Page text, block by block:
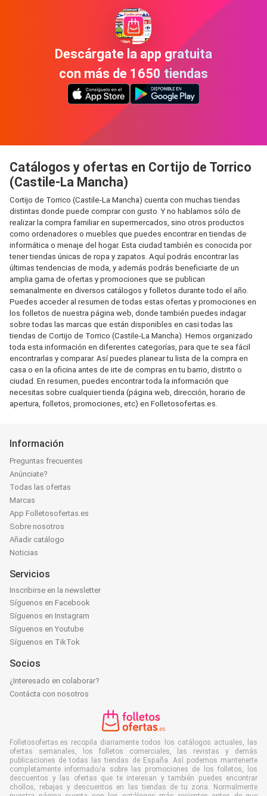
Descárgate la app gratuita
con más de 1650 tiendas
Catálogos y ofertas en Cortijo de Torrico
(Castile-La Mancha)
Cortijo de Torrico (Castile-La Mancha) cuenta con muchas tiendas
distintas donde puede comprar con gusto. Y no hablamos sólo de
realizar la compra familiar en supermercados, sino otros productos
como ordenadores o muebles que puedes encontrar en tiendas de
informática o menaje del hogar. Esta ciudad también es conocida por
tener tiendas únicas de ropa y zapatos. Aquí podrás encontrar las
últimas tendencias de moda, y además podrás beneficiarte de un
amplia gama de ofertas y promociones que se publican
semanalmente en diversos catálogos y folletos durante todo el año.
Puedes acceder al resumen de todas estas ofertas y promociones en
los folletos de nuestra página web, donde también puedes indagar
sobre todas las marcas que están disponibles en casi todas las
tiendas de Cortijo de Torrico (Castile-La Mancha). Hemos organizado
toda esta información en diferentes categorías, para que te sea fácil
encontrarlas y comparar. Así puedes planear tu lista de la compra en
casa o en la oficina antes de irte de compras en tu barrio, distrito o
ciudad. En resumen, puedes encontrar toda la información que
necesitas sobre cualquier tienda (página web, dirección, horario de
apertura, folletos, promociones, etc) en Folletosofertas.es.
Información
Preguntas frecuentes
Anúnciate?
Todas las ofertas
Marcas
App Folletosofertas.es
Sobre nosotros
Añadir catálogo
Noticias
Servicios
Inscribirse en la newsletter
Síguenos en Facebook
Síguenos en Instagram
Síguenos en Youtube
Síguenos en TikTok
Socios
¿Interesado en colaborar?
Contácta con nosotros
Folletosofertas.es recopila diariamente todos los catálogos actuales, las
ofertas semanales, los folletos comerciales, las revistas y demás
publicaciones de todas las tiendas de España. Así podemos mantenerte
completamente informado/a sobre las promociones de los folletos, los
descuentos y las ofertas que te interesan y también puedes encontrar
chollos, rebajas y descuentos en las tiendas de tu zona. Normalmente